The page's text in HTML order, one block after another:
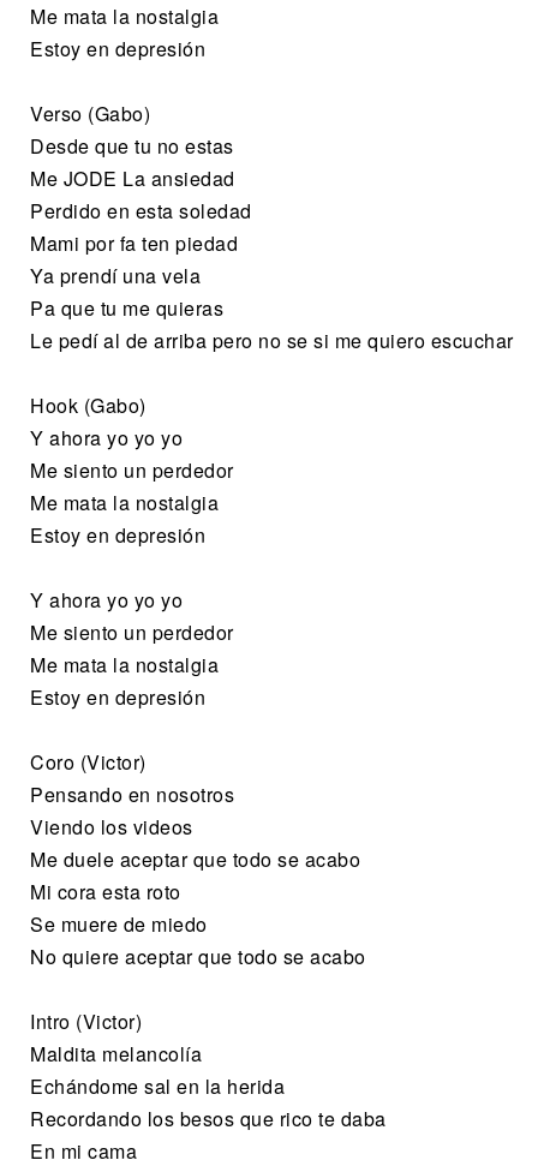
Me mata la nostalgia
Estoy en depresión
Verso (Gabo)
Desde que tu no estas
Me JODE La ansiedad
Perdido en esta soledad
Mami por fa ten piedad
Ya prendí una vela
Pa que tu me quieras
Le pedí al de arriba pero no se si me quiero escuchar
Hook (Gabo)
Y ahora yo yo yo
Me siento un perdedor
Me mata la nostalgia
Estoy en depresión
Y ahora yo yo yo
Me siento un perdedor
Me mata la nostalgia
Estoy en depresión
Coro (Victor)
Pensando en nosotros
Viendo los videos
Me duele aceptar que todo se acabo
Mi cora esta roto
Se muere de miedo
No quiere aceptar que todo se acabo
Intro (Victor)
Maldita melancolía
Echándome sal en la herida
Recordando los besos que rico te daba
En mi cama